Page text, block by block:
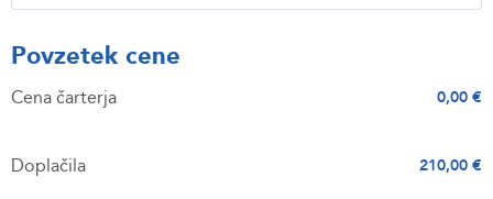
Povzetek cene
Cena čarterja 0,00 €
Doplačila 210,00 €